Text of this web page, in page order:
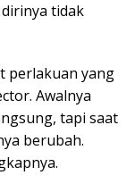
tidak
perlakuan yang
Awalnya
tapi saat
berubah.